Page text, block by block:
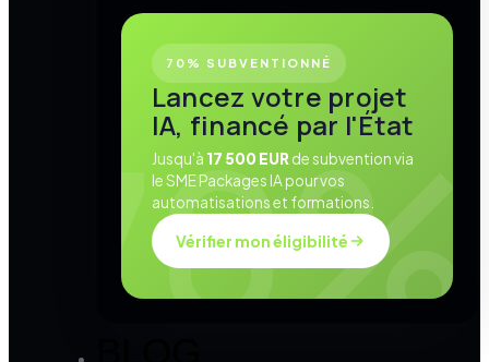
70% SUBVENTIONNÉ
Lancez votre projet
IA, financé par l'État
Jusqu'à 17 500 EUR de subvention via
le SME Packages IA pour vos
automatisations et formations.
Vérifier mon éligibilité